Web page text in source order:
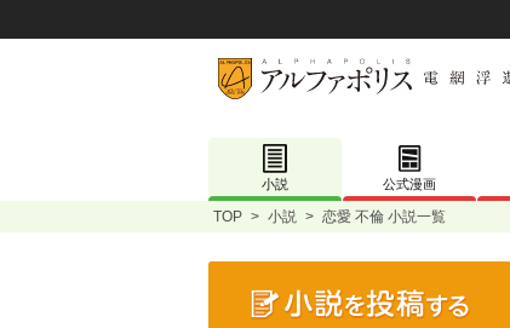
小説 公式漫画
TOP > 小説 > 恋愛 不倫 小説一覧